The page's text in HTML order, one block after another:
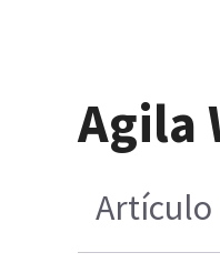
Agila
Artículo